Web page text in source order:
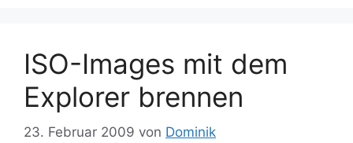
ISO-Images mit dem
Explorer brennen
23. Februar 2009 von Dominik